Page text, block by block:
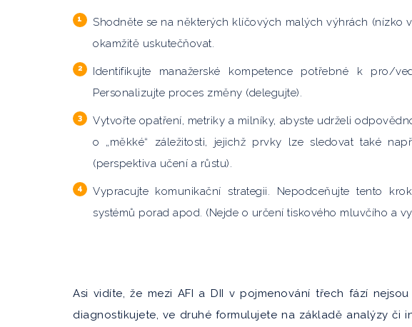
Shodněte se na některých klíčových malých výhrách (nízko
okamžitě uskutečňovat.
Identifikujte manažerské kompetence potřebné k pro/
Personalizujte proces změny (delegujte).
Vytvořte opatření, metriky a milníky, abyste udrželi
o „měkké“ záležitosti, jejichž prvky lze sledovat také
(perspektiva učení a růstu).
Vypracujte komunikační strategii. Nepodceňujte tento
systémů porad apod. (Nejde o určení tiskového mluvčího a
Asi vidíte, že mezi AFI a DII v pojmenování třech fází
diagnostikujete, ve druhé formulujete na základě analýzy či